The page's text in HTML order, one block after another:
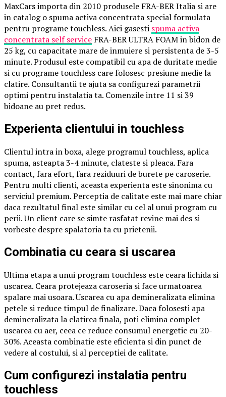
MaxCars importa din 2010 produsele FRA-BER Italia si are
in catalog o spuma activa concentrata special formulata
pentru programe touchless. Aici gasesti spuma activa
concentrata self service FRA-BER ULTRA FOAM in bidon de
25 kg, cu capacitate mare de inmuiere si persistenta de 3-5
minute. Produsul este compatibil cu apa de duritate medie
si cu programe touchless care folosesc presiune medie la
clatire. Consultantii te ajuta sa configurezi parametrii
optimi pentru instalatia ta. Comenzile intre 11 si 39
bidoane au pret redus.
Experienta clientului in touchless
Clientul intra in boxa, alege programul touchless, aplica
spuma, asteapta 3-4 minute, clateste si pleaca. Fara
contact, fara efort, fara reziduuri de burete pe caroserie.
Pentru multi clienti, aceasta experienta este sinonima cu
serviciul premium. Perceptia de calitate este mai mare chiar
daca rezultatul final este similar cu cel al unui program cu
perii. Un client care se simte rasfatat revine mai des si
vorbeste despre spalatoria ta cu prietenii.
Combinatia cu ceara si uscarea
Ultima etapa a unui program touchless este ceara lichida si
uscarea. Ceara protejeaza caroseria si face urmatoarea
spalare mai usoara. Uscarea cu apa demineralizata elimina
petele si reduce timpul de finalizare. Daca folosesti apa
demineralizata la clatirea finala, poti elimina complet
uscarea cu aer, ceea ce reduce consumul energetic cu 20-
30%. Aceasta combinatie este eficienta si din punct de
vedere al costului, si al perceptiei de calitate.
Cum configurezi instalatia pentru
touchless